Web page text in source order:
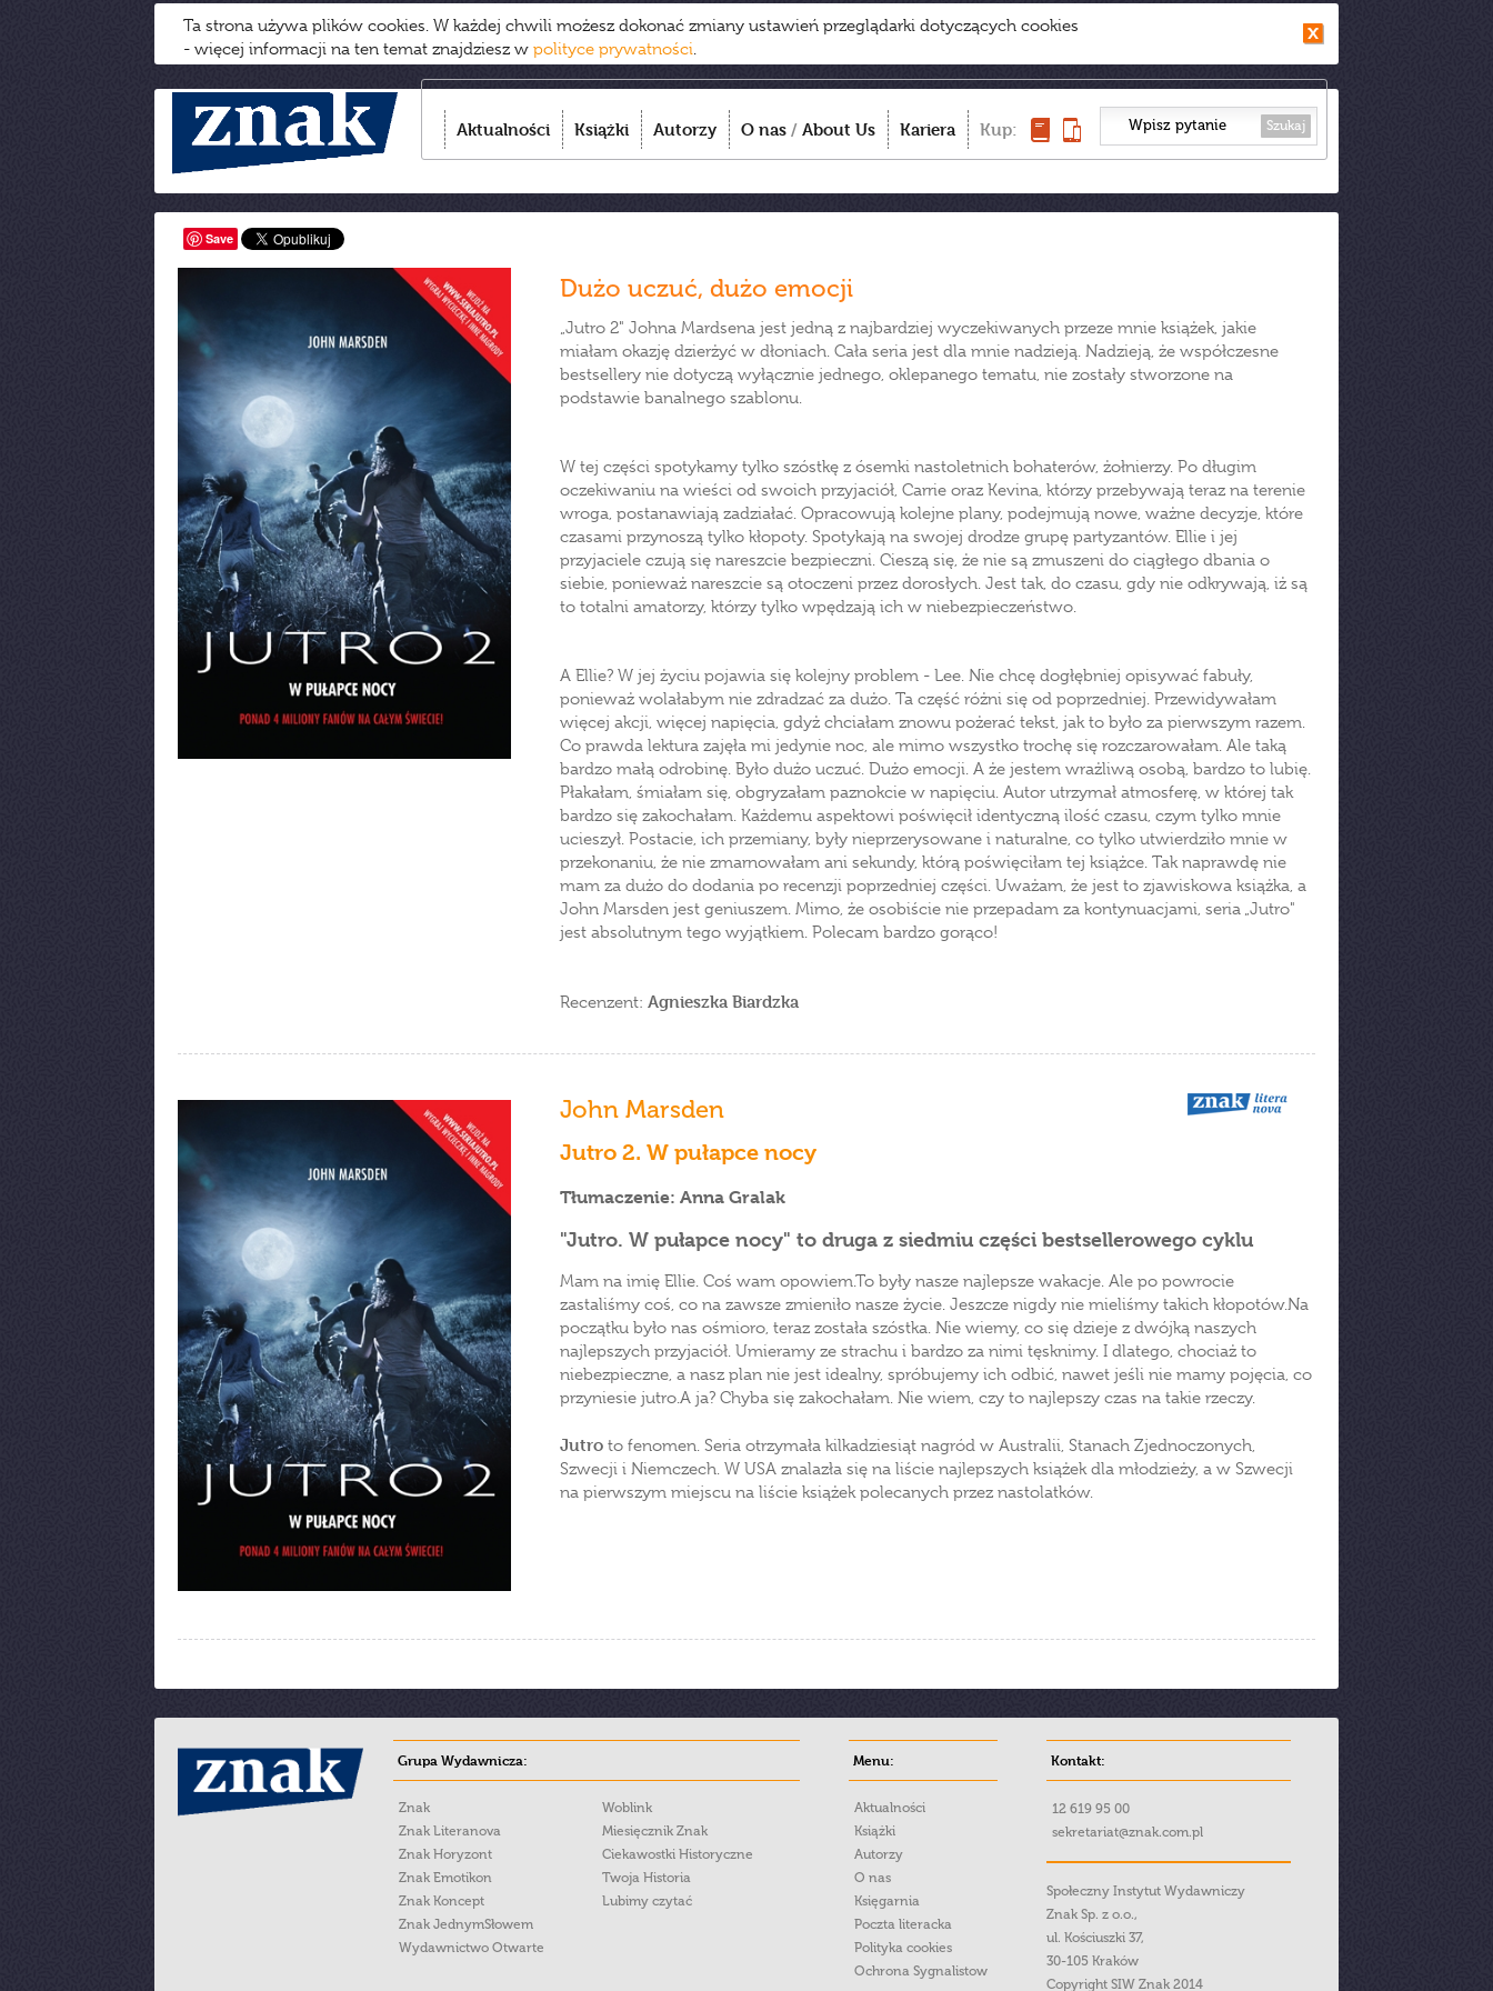
Ta strona używa plików cookies. W każdej chwili możesz dokonać zmiany ustawień przeglądarki dotyczących cookies
- więcej informacji na ten temat znajdziesz w polityce prywatności.
Aktualności Książki Autorzy O nas / About Us Kariera Kup: Szukaj
Save
Dużo uczuć, dużo emocji
„Jutro 2" Johna Mardsena jest jedną z najbardziej wyczekiwanych przeze mnie książek, jakie
miałam okazję dzierżyć w dłoniach. Cała seria jest dla mnie nadzieją. Nadzieją, że współczesne
bestsellery nie dotyczą wyłącznie jednego, oklepanego tematu, nie zostały stworzone na
podstawie banalnego szablonu.
W tej części spotykamy tylko szóstkę z ósemki nastoletnich bohaterów, żołnierzy. Po długim
oczekiwaniu na wieści od swoich przyjaciół, Carrie oraz Kevina, którzy przebywają teraz na terenie
wroga, postanawiają zadziałać. Opracowują kolejne plany, podejmują nowe, ważne decyzje, które
czasami przynoszą tylko kłopoty. Spotykają na swojej drodze grupę partyzantów. Ellie i jej
przyjaciele czują się nareszcie bezpieczni. Cieszą się, że nie są zmuszeni do ciągłego dbania o
siebie, ponieważ nareszcie są otoczeni przez dorosłych. Jest tak, do czasu, gdy nie odkrywają, iż są
to totalni amatorzy, którzy tylko wpędzają ich w niebezpieczeństwo.
A Ellie? W jej życiu pojawia się kolejny problem - Lee. Nie chcę dogłębniej opisywać fabuły,
ponieważ wolałabym nie zdradzać za dużo. Ta część różni się od poprzedniej. Przewidywałam
więcej akcji, więcej napięcia, gdyż chciałam znowu pożerać tekst, jak to było za pierwszym razem.
Co prawda lektura zajęła mi jedynie noc, ale mimo wszystko trochę się rozczarowałam. Ale taką
bardzo małą odrobinę. Było dużo uczuć. Dużo emocji. A że jestem wrażliwą osobą, bardzo to lubię.
Płakałam, śmiałam się, obgryzałam paznokcie w napięciu. Autor utrzymał atmosferę, w której tak
bardzo się zakochałam. Każdemu aspektowi poświęcił identyczną ilość czasu, czym tylko mnie
ucieszył. Postacie, ich przemiany, były nieprzerysowane i naturalne, co tylko utwierdziło mnie w
przekonaniu, że nie zmarnowałam ani sekundy, którą poświęciłam tej książce. Tak naprawdę nie
mam za dużo do dodania po recenzji poprzedniej części. Uważam, że jest to zjawiskowa książka, a
John Marsden jest geniuszem. Mimo, że osobiście nie przepadam za kontynuacjami, seria „Jutro"
jest absolutnym tego wyjątkiem. Polecam bardzo gorąco!
Recenzent: Agnieszka Biardzka
John Marsden
Jutro 2. W pułapce nocy
Tłumaczenie: Anna Gralak
"Jutro. W pułapce nocy" to druga z siedmiu części bestsellerowego cyklu
Mam na imię Ellie. Coś wam opowiem.To były nasze najlepsze wakacje. Ale po powrocie
zastaliśmy coś, co na zawsze zmieniło nasze życie. Jeszcze nigdy nie mieliśmy takich kłopotów.Na
początku było nas ośmioro, teraz została szóstka. Nie wiemy, co się dzieje z dwójką naszych
najlepszych przyjaciół. Umieramy ze strachu i bardzo za nimi tęsknimy. I dlatego, chociaż to
niebezpieczne, a nasz plan nie jest idealny, spróbujemy ich odbić, nawet jeśli nie mamy pojęcia, co
przyniesie jutro.A ja? Chyba się zakochałam. Nie wiem, czy to najlepszy czas na takie rzeczy.
Jutro to fenomen. Seria otrzymała kilkadziesiąt nagród w Australii, Stanach Zjednoczonych,
Szwecji i Niemczech. W USA znalazła się na liście najlepszych książek dla młodzieży, a w Szwecji
na pierwszym miejscu na liście książek polecanych przez nastolatków.
Grupa Wydawnicza:
Znak
Znak Literanova
Znak Horyzont
Znak Emotikon
Znak Koncept
Znak JednymSłowem
Wydawnictwo Otwarte
Woblink
Miesięcznik Znak
Ciekawostki Historyczne
Twoja Historia
Lubimy czytać
Menu:
Aktualności
Książki
Autorzy
O nas
Księgarnia
Poczta literacka
Polityka cookies
Ochrona Sygnalistow
Kontakt:
12 619 95 00
sekretariat@znak.com.pl
Społeczny Instytut Wydawniczy
Znak Sp. z o.o.,
ul. Kościuszki 37,
30-105 Kraków
Copyright SIW Znak 2014